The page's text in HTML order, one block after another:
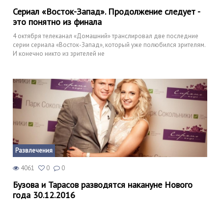
Сериал «Восток-Запад». Продолжение следует -
это понятно из финала
4 октября телеканал «Домашний» транслировал две последние
серии сериала «Восток-Запад», который уже полюбился зрителям.
И конечно никто из зрителей не
Развлечения
4061 0 0
Бузова и Тарасов разводятся накануне Нового
года 30.12.2016